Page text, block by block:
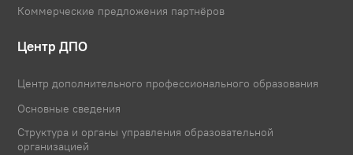
Коммерческие предложения партнёров
Центр ДПО
Центр дополнительного профессионального образования
Основные сведения
Структура и органы управления образовательной
организацией